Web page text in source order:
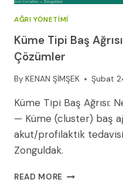
AĞRI YÖNETIMI
Küme Tipi Baş
Çözümler
By KENAN ŞİMŞEK Şubat
Küme Tipi Baş Ağrısı:
— Küme (cluster) baş
akut/profilaktik
Zonguldak.
READ MORE KÜME